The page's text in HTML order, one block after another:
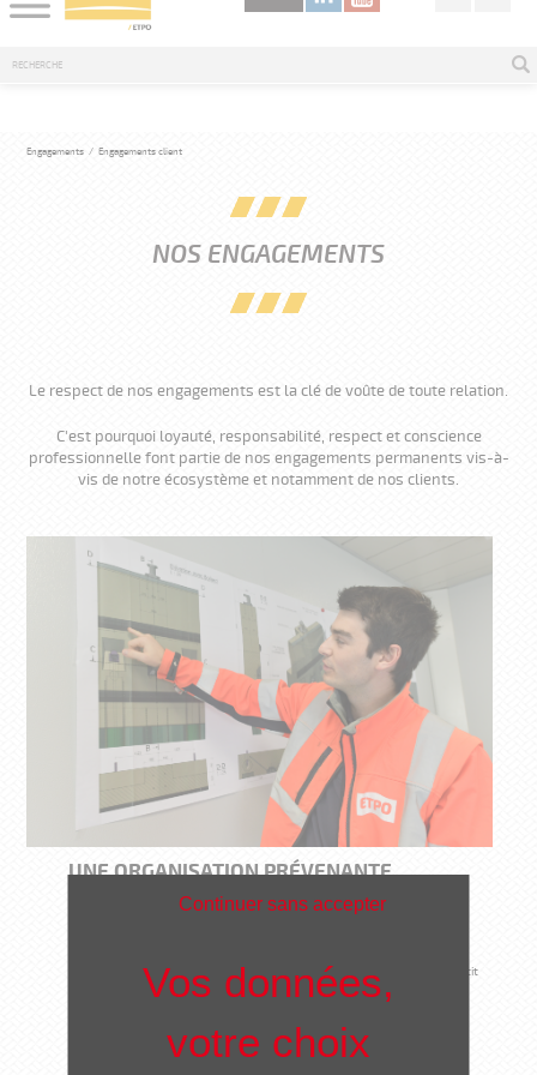
Engagements /Engagements client
NOS ENGAGEMENTS
Le respect de nos engagements est la clé de voûte de toute relation.
C'est pourquoi loyauté, responsabilité, respect et conscience
professionnelle font partie de nos engagements permanents vis-à-
vis de notre écosystème et notamment de nos clients.
UNE ORGANISATION PRÉVENANTE
meilleures conditions possibles est primordial. Une organisation qui garantit
la santé, la sécurité de ses collaborateurs, est performante. L’objectif du 0
accident et 0 maladie professionnelle est le seul acceptable et relève de
l’engagement de tous les acteurs de l’entreprise.
Continuer sans accepter